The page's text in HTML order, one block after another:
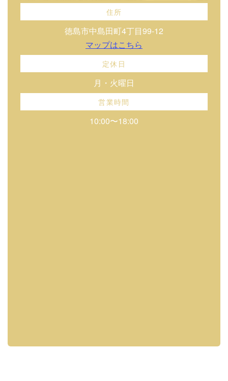
住所
徳島市中島田町4丁目99-12
マップはこちら
定休日
月・火曜日
営業時間
10:00〜18:00